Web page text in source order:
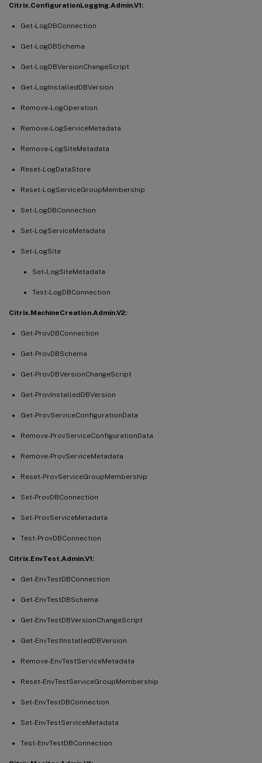
Citrix.ConfigurationLogging.Admin.V1:
Get-LogDBConnection
Get-LogDBSchema
Get-LogDBVersionChangeScript
Get-LogInstalledDBVersion
Remove-LogOperation
Remove-LogServiceMetadata
Remove-LogSiteMetadata
Reset-LogDataStore
Reset-LogServiceGroupMembership
Set-LogDBConnection
Set-LogServiceMetadata
Set-LogSite
Set-LogSiteMetadata
Test-LogDBConnection
Citrix.MachineCreation.Admin.V2:
Get-ProvDBConnection
Get-ProvDBSchema
Get-ProvDBVersionChangeScript
Get-ProvInstalledDBVersion
Get-ProvServiceConfigurationData
Remove-ProvServiceConfigurationData
Remove-ProvServiceMetadata
Reset-ProvServiceGroupMembership
Set-ProvDBConnection
Set-ProvServiceMetadata
Test-ProvDBConnection
Citrix.EnvTest.Admin.V1:
Get-EnvTestDBConnection
Get-EnvTestDBSchema
Get-EnvTestDBVersionChangeScript
Get-EnvTestInstalledDBVersion
Remove-EnvTestServiceMetadata
Reset-EnvTestServiceGroupMembership
Set-EnvTestDBConnection
Set-EnvTestServiceMetadata
Test-EnvTestDBConnection